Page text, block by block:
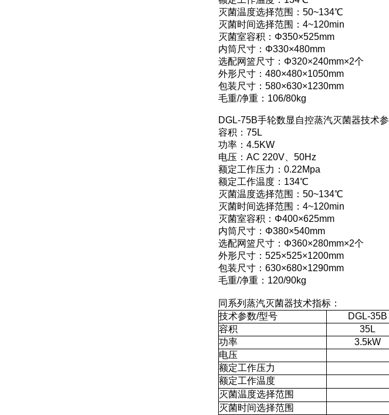
灭菌温度选择范围：50~134℃
灭菌时间选择范围：4~120min
灭菌室容积：Φ350×525mm
内筒尺寸：Φ330×480mm
选配网篮尺寸：Φ320×240mm×2个
外形尺寸：480×480×1050mm
包装尺寸：580×630×1230mm
毛重/净重：106/80kg
DGL-75B手轮数显自控蒸汽灭菌器技术参
容积：75L
功率：4.5KW
电压：AC 220V、50Hz
额定工作压力：0.22Mpa
额定工作温度：134℃
灭菌温度选择范围：50~134℃
灭菌时间选择范围：4~120min
灭菌室容积：Φ400×625mm
内筒尺寸：Φ380×540mm
选配网篮尺寸：Φ360×280mm×2个
外形尺寸：525×525×1200mm
包装尺寸：630×680×1290mm
毛重/净重：120/90kg
同系列蒸汽灭菌器技术指标：
技术参数/型号
DGL-35B
容积
35L
功率
3.5kW
电压
额定工作压力
额定工作温度
灭菌温度选择范围
灭菌时间选择范围